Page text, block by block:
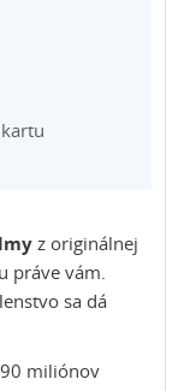
z originálnej
práve vám.
sa dá
miliónov